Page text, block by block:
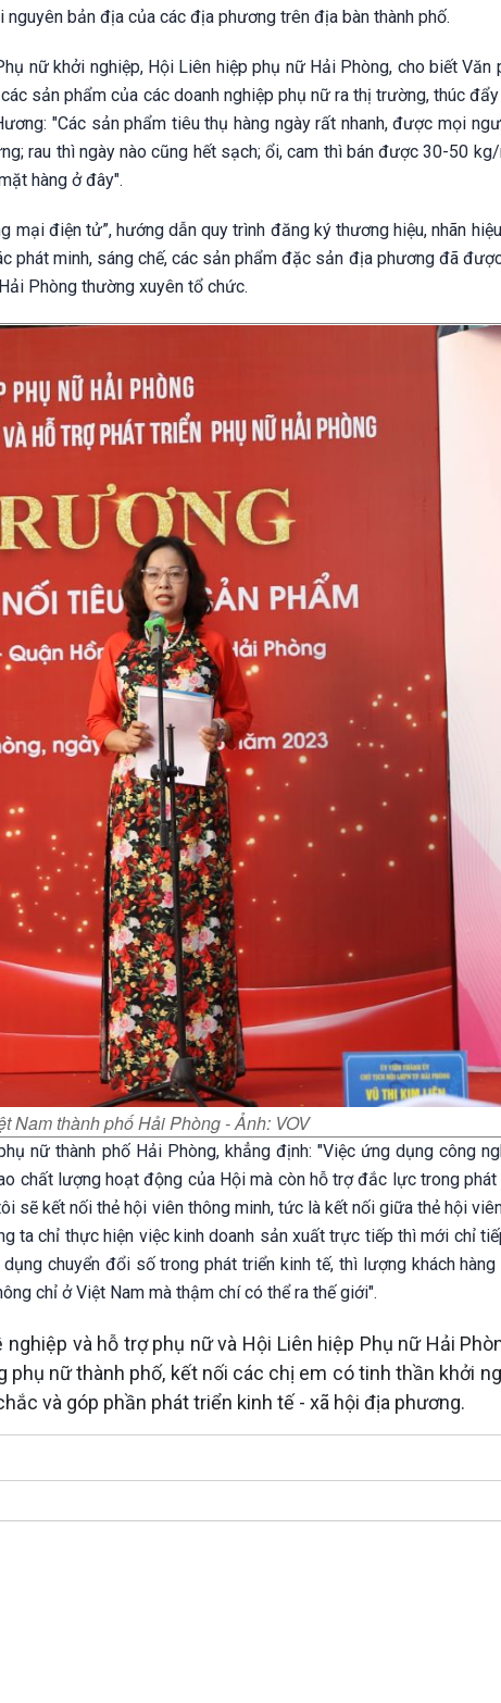
bản địa của các địa phương trên địa bàn thành phố.
nữ khởi nghiệp, Hội Liên hiệp phụ nữ Hải Phòng, cho biết Văn
sản phẩm của các doanh nghiệp phụ nữ ra thị trường, thúc
"Các sản phẩm tiêu thụ hàng ngày rất nhanh, được mọi
rau thì ngày nào cũng hết sạch; ổi, cam thì bán được 30-50
hàng ở đây".
mại điện tử”, hướng dẫn quy trình đăng ký thương hiệu, nhãn
phát minh, sáng chế, các sản phẩm đặc sản địa phương đã
Phòng thường xuyên tổ chức.
Nam thành phố Hải Phòng - Ảnh: VOV
nữ thành phố Hải Phòng, khẳng định: "Việc ứng dụng công
chất lượng hoạt động của Hội mà còn hỗ trợ đắc lực trong
sẽ kết nối thẻ hội viên thông minh, tức là kết nối giữa thẻ hội
ta chỉ thực hiện việc kinh doanh sản xuất trực tiếp thì mới chỉ
chuyển đổi số trong phát triển kinh tế, thì lượng khách
chỉ ở Việt Nam mà thậm chí có thể ra thế giới".
và hỗ trợ phụ nữ và Hội Liên hiệp Phụ nữ Hải
phụ nữ thành phố, kết nối các chị em có tinh thần khởi
và góp phần phát triển kinh tế - xã hội địa phương.